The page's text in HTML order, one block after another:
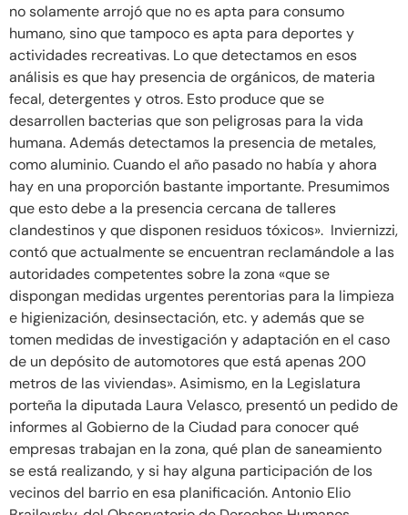
no solamente arrojó que no es apta para consumo
humano, sino que tampoco es apta para deportes y
actividades recreativas. Lo que detectamos en esos
análisis es que hay presencia de orgánicos, de materia
fecal, detergentes y otros. Esto produce que se
desarrollen bacterias que son peligrosas para la vida
humana. Además detectamos la presencia de metales,
como aluminio. Cuando el año pasado no había y ahora
hay en una proporción bastante importante. Presumimos
que esto debe a la presencia cercana de talleres
clandestinos y que disponen residuos tóxicos». Inviernizzi,
contó que actualmente se encuentran reclamándole a las
autoridades competentes sobre la zona «que se
dispongan medidas urgentes perentorias para la limpieza
e higienización, desinsectación, etc. y además que se
tomen medidas de investigación y adaptación en el caso
de un depósito de automotores que está apenas 200
metros de las viviendas». Asimismo, en la Legislatura
porteña la diputada Laura Velasco, presentó un pedido de
informes al Gobierno de la Ciudad para conocer qué
empresas trabajan en la zona, qué plan de saneamiento
se está realizando, y si hay alguna participación de los
vecinos del barrio en esa planificación. Antonio Elio